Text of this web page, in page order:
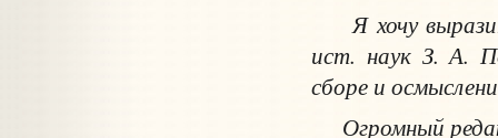
Я хочу
ист. наук З. А.
сборе и
Огромный